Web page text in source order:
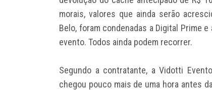
morais, valores que ainda serão
Belo, foram condenadas a Digital Prime
evento. Todos ainda podem recorrer.
Segundo a contratante, a Vidotti
chegou pouco mais de uma hora antes